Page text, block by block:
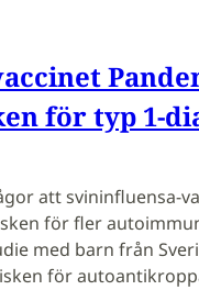
för typ 1-
att svininfluensa-
för fler
med barn från
för